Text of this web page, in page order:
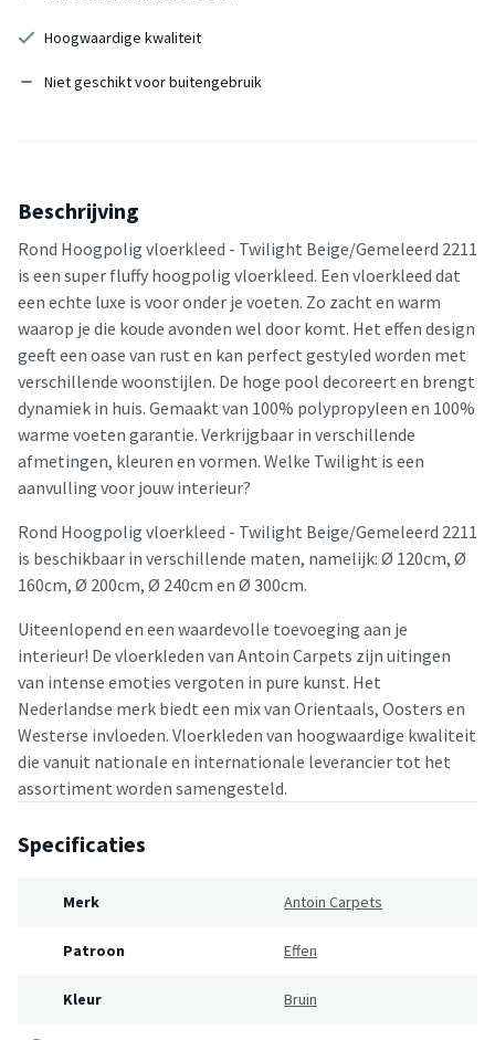
Hoogwaardige kwaliteit
Niet geschikt voor buitengebruik
Beschrijving
Rond Hoogpolig vloerkleed - Twilight Beige/Gemeleerd 2211
is een super fluffy hoogpolig vloerkleed. Een vloerkleed dat
een echte luxe is voor onder je voeten. Zo zacht en warm
waarop je die koude avonden wel door komt. Het effen design
geeft een oase van rust en kan perfect gestyled worden met
verschillende woonstijlen. De hoge pool decoreert en brengt
dynamiek in huis. Gemaakt van 100% polypropyleen en 100%
warme voeten garantie. Verkrijgbaar in verschillende
afmetingen, kleuren en vormen. Welke Twilight is een
aanvulling voor jouw interieur?
Rond Hoogpolig vloerkleed - Twilight Beige/Gemeleerd 2211
is beschikbaar in verschillende maten, namelijk: Ø 120cm, Ø
160cm, Ø 200cm, Ø 240cm en Ø 300cm.
Uiteenlopend en een waardevolle toevoeging aan je
interieur! De vloerkleden van Antoin Carpets zijn uitingen
van intense emoties vergoten in pure kunst. Het
Nederlandse merk biedt een mix van Orientaals, Oosters en
Westerse invloeden. Vloerkleden van hoogwaardige kwaliteit
die vanuit nationale en internationale leverancier tot het
assortiment worden samengesteld.
Specificaties
Merk Antoin Carpets
Patroon Effen
Kleur Bruin